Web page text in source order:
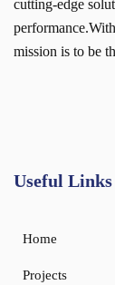
cutting-edge
performance.With
mission is to be
Useful Links
Home
Projects